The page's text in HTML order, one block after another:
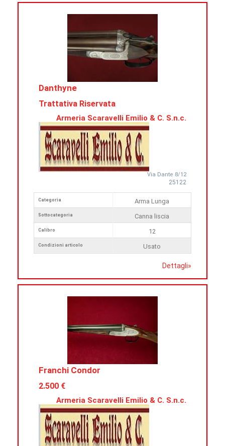
Danthyne
Trattativa Riservata
Armeria Scaravelli Emilio & C. S.n.c.
Via Dante 8/12
25122
Categoria
Sottocategoria
Calibro
Condizioni articolo
Arma Lunga
Canna liscia
12
Usato
Dettagli»
Franchi Condor
2.500 €
Armeria Scaravelli Emilio & C. S.n.c.